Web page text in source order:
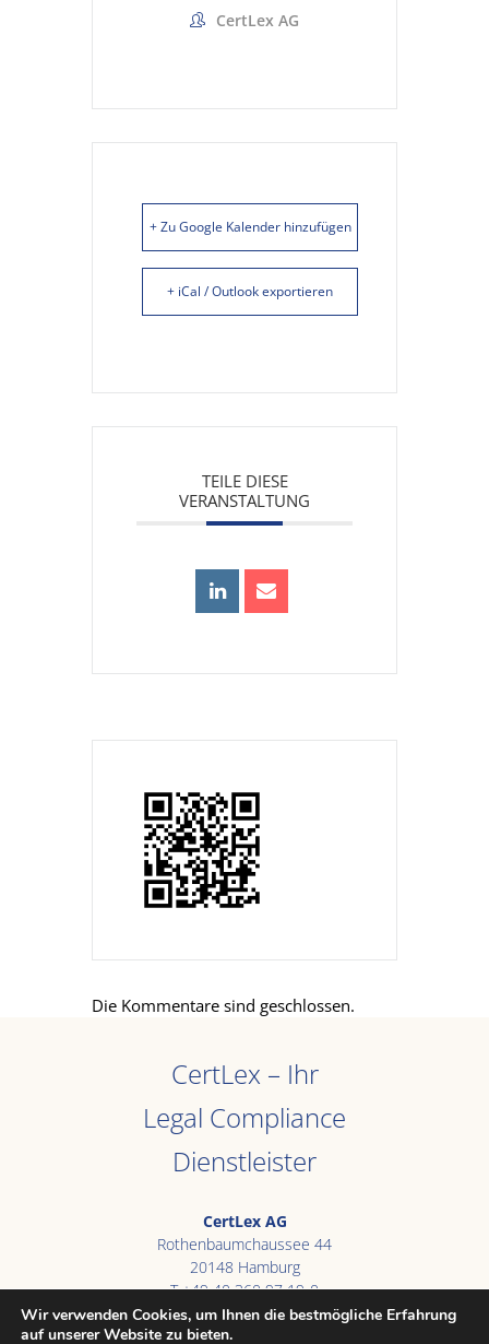
CertLex AG
+ Zu Google Kalender hinzufügen
+ iCal / Outlook exportieren
TEILE DIESE
VERANSTALTUNG
Die Kommentare sind geschlossen.
CertLex – Ihr
Legal Compliance
Dienstleister
CertLex AG
Rothenbaumchaussee 44
20148 Hamburg
T +49 40 360 97 19-0
Einfo@certlex.de
Wir verwenden Cookies, um Ihnen die bestmögliche Erfahrung
auf unserer Website zu bieten.